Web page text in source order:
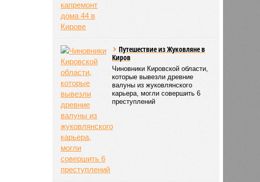
Путешествие из Жуковляне в
Киров
Чиновники Кировской области,
которые вывезли древние
валуны из жуковлянского
карьера, могли совершить 6
преступлений